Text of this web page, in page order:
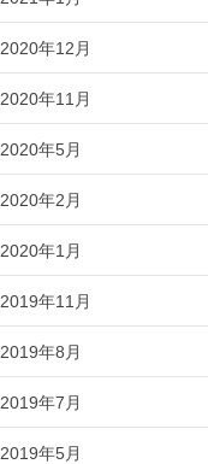
2020年12月
2020年11月
2020年5月
2020年2月
2020年1月
2019年11月
2019年8月
2019年7月
2019年5月